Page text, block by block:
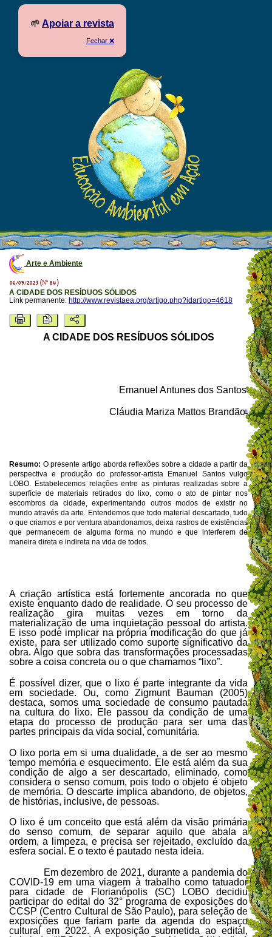
🌱 Apoiar a revista
Fechar ❌
Arte e Ambiente
06/09/2023 (Nº 84)
A CIDADE DOS RESÍDUOS SÓLIDOS
Link permanente: http://www.revistaea.org/artigo.php?idartigo=4618
A CIDADE DOS RESÍDUOS SÓLIDOS
Emanuel Antunes dos Santosi
Cláudia Mariza Mattos Brandãoii
Resumo: O presente artigo aborda reflexões sobre a cidade a partir da
perspectiva e produção do professor-artista Emanuel Santos vulgo
LOBO. Estabelecemos relações entre as pinturas realizadas sobre a
superfície de materiais retirados do lixo, como o ato de pintar nos
escombros da cidade, experimentando outros modos de existir no
mundo através da arte. Entendemos que todo material descartado, tudo
o que criamos e por ventura abandonamos, deixa rastros de existências
que permanecem de alguma forma no mundo e que interferem de
maneira direta e indireta na vida de todos.
A criação artística está fortemente ancorada no que
existe enquanto dado de realidade. O seu processo de
realização gira muitas vezes em torno da
materialização de uma inquietação pessoal do artista.
E isso pode implicar na própria modificação do que já
existe, para ser utilizado como suporte significativo da
obra. Algo que sobra das transformações processadas
sobre a coisa concreta ou o que chamamos “lixo”.
É possível dizer, que o lixo é parte integrante da vida
em sociedade. Ou, como Zigmunt Bauman (2005)
destaca, somos uma sociedade de consumo pautada
na cultura do lixo. Ele passou da condição de uma
etapa do processo de produção para ser uma das
partes principais da vida social, comunitária.
O lixo porta em si uma dualidade, a de ser ao mesmo
tempo memória e esquecimento. Ele está além da sua
condição de algo a ser descartado, eliminado, como
considera o senso comum, pois todo o objeto é objeto
de memória. O descarte implica abandono, de objetos,
de histórias, inclusive, de pessoas.
O lixo é um conceito que está além da visão primária
do senso comum, de separar aquilo que abala a
ordem, a limpeza, e precisa ser rejeitado, excluído da
esfera social. E o texto é pautado nesta ideia.
Em dezembro de 2021, durante a pandemia do
COVID-19 em uma viagem à trabalho como tatuador
para cidade de Florianópolis (SC) LOBO decidiu
participar do edital do 32° programa de exposições do
CCSP (Centro Cultural de São Paulo), para seleção de
exposições que fariam parte da agenda do espaço
cultural em 2022. A exposição submetida ao edital,